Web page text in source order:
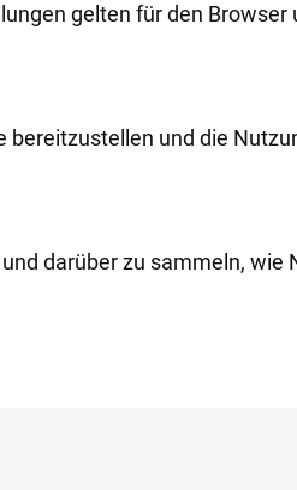
gelten für den Browser
und die
darüber zu sammeln, wie